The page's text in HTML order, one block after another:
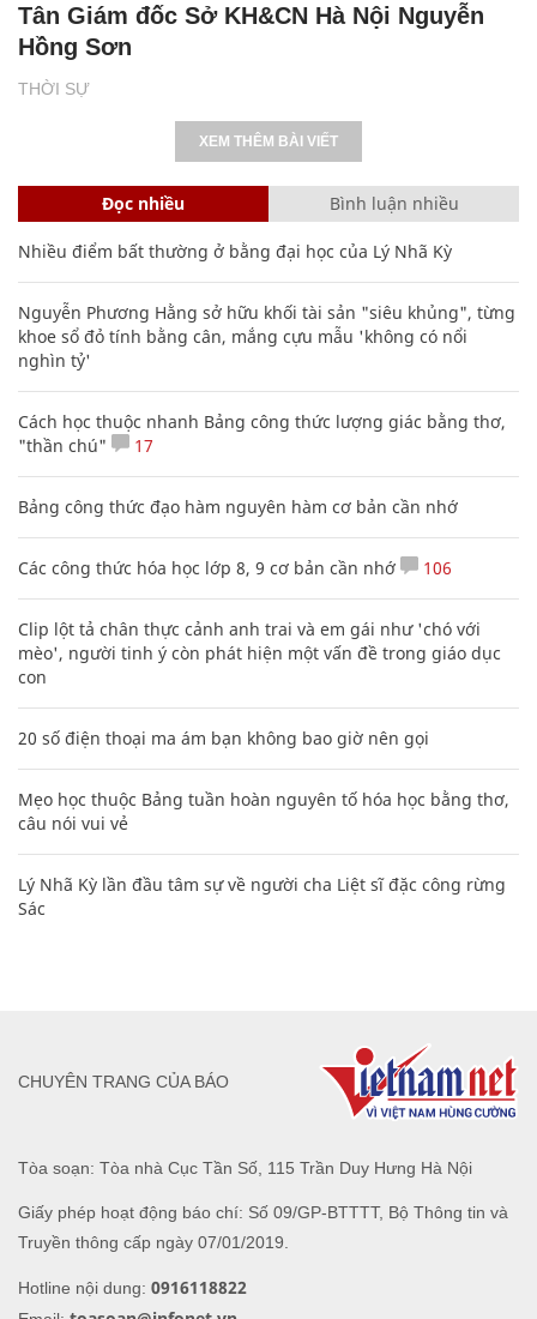
THỜI SỰ
Tân Giám đốc Sở KH&CN Hà Nội Nguyễn
Hồng Sơn
XEM THÊM BÀI VIẾT
Đọc nhiều Bình luận nhiều
Nhiều điểm bất thường ở bằng đại học của Lý Nhã Kỳ
Nguyễn Phương Hằng sở hữu khối tài sản "siêu khủng", từng
khoe sổ đỏ tính bằng cân, mắng cựu mẫu 'không có nổi
nghìn tỷ'
Cách học thuộc nhanh Bảng công thức lượng giác bằng thơ,
"thần chú"
17
Bảng công thức đạo hàm nguyên hàm cơ bản cần nhớ
Các công thức hóa học lớp 8, 9 cơ bản cần nhớ 106
Clip lột tả chân thực cảnh anh trai và em gái như 'chó với
mèo', người tinh ý còn phát hiện một vấn đề trong giáo dục
con
20 số điện thoại ma ám bạn không bao giờ nên gọi
Mẹo học thuộc Bảng tuần hoàn nguyên tố hóa học bằng thơ,
câu nói vui vẻ
Lý Nhã Kỳ lần đầu tâm sự về người cha Liệt sĩ đặc công rừng
Sác
Tòa soạn: Tòa nhà Cục Tần Số, 115 Trần Duy Hưng Hà Nội
Giấy phép hoạt động báo chí: Số 09/GP-BTTTT, Bộ Thông tin và
Truyền thông cấp ngày 07/01/2019.
Hotline nội dung: 0916118822
CHUYÊN TRANG CỦA BÁO